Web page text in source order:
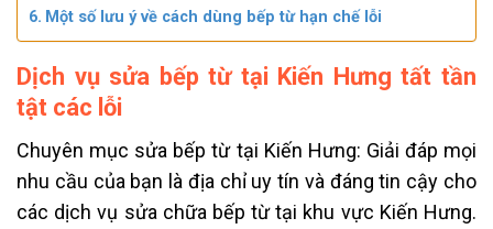
Một số lưu ý về cách dùng bếp từ hạn chế lỗi
Dịch vụ sửa bếp từ tại Kiến Hưng tất tần
tật các lỗi
Chuyên mục sửa bếp từ tại Kiến Hưng: Giải đáp mọi
nhu cầu của bạn là địa chỉ uy tín và đáng tin cậy cho
các dịch vụ sửa chữa bếp từ tại khu vực Kiến Hưng.